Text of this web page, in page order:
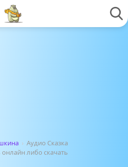
› Аудио Сказка
либо скачать